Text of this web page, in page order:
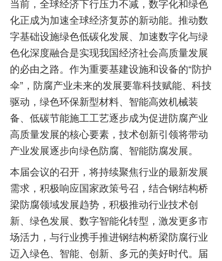
当前，全球经济下行压力不减，数字化和绿色
化正成为加速全球经济复苏的新动能。推动数
字基础设施绿色低碳化发展、加速数字化与绿
色化深度融合是实现我国经济社会高质量发展
的必由之路。作为重要基建设施和设备的“防护
伞”，防腐产业未来的发展要靠科技赋能、科技
驱动，绿色环保新型材料、智能高效机械装
备、低碳节能施工工艺逐步成为促进防腐产业
高质量发展的核心要素，技术创新引领将带动
产业发展逐步向绿色防腐、智能防腐发展。
本届会议的召开，将持续聚焦行业的最新发展
需求，积极响应国家政策号召，结合钢结构桥
梁防腐领域发展趋势，积极推动行业技术创
新、绿色发展、数字智能化转型，激发更多市
场活力，与行业携手推进钢结构桥梁防腐行业
迈入绿色、智能、创新、多元的美好时代。届